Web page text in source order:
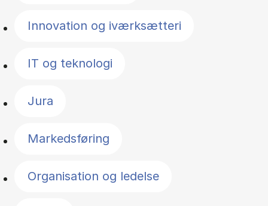
Innovation og iværksætteri
IT og teknologi
Jura
Markedsføring
Organisation og ledelse